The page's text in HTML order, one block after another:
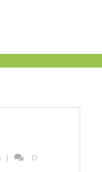
PetitPlus
|
0